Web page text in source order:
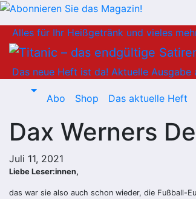
Inhalt
springen
Alles für Ihr Heißgetränk und vieles
Das neue Heft ist da! Aktuelle Ausgabe
Abo Shop Das aktuelle Heft
Dax Werners
Juli 11, 2021
Liebe Leser:innen,
das war sie also auch schon wieder, die Fußball-